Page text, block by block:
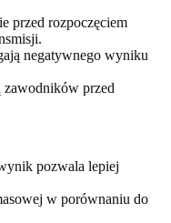
przed rozpoczęciem
negatywnego wyniku
zawodników przed
pozwala lepiej
w porównaniu do